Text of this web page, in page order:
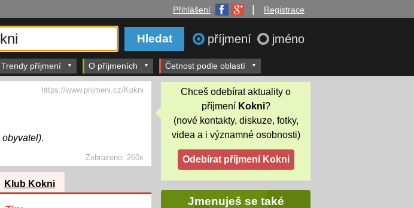
Přihlášení Registrace
příjmení jméno
Trendy příjmení O příjmeních Četnost podle oblastí
Zobrazeno:260x
obyvatel).
https://www.prijmeni.cz/Kokni
Klub Kokni
Chceš odebírat aktuality o
příjmení Kokni?
(nové kontakty, diskuze, fotky,
videa a i významné osobnosti)
Jmenuješ se také